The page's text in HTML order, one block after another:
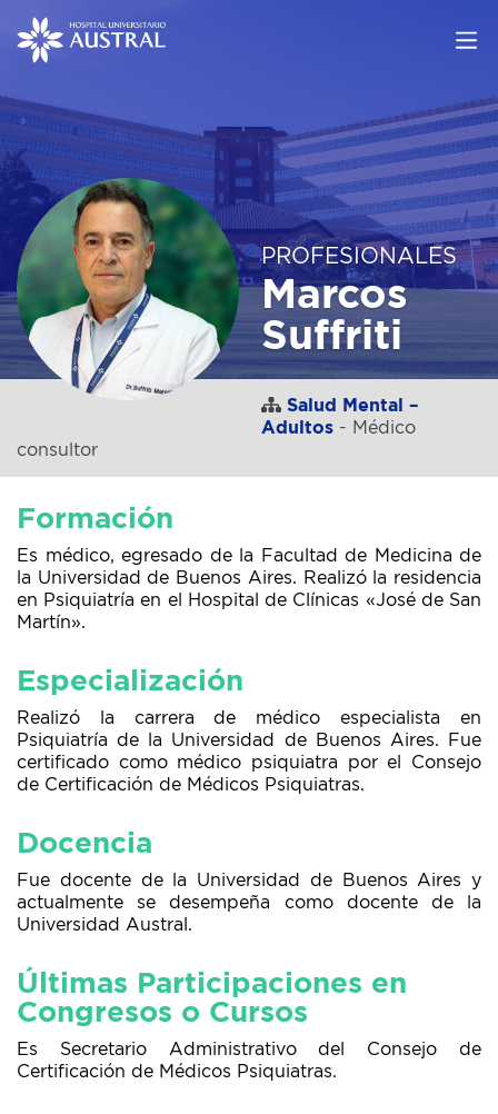
PROFESIONALES
Marcos
Suffriti
Salud Mental –
Adultos - Médico
consultor
Formación
Es médico, egresado de la Facultad de Medicina de
la Universidad de Buenos Aires. Realizó la residencia
en Psiquiatría en el Hospital de Clínicas «José de San
Martín».
Especialización
Realizó la carrera de médico especialista en
Psiquiatría de la Universidad de Buenos Aires. Fue
certificado como médico psiquiatra por el Consejo
de Certificación de Médicos Psiquiatras.
Docencia
Fue docente de la Universidad de Buenos Aires y
actualmente se desempeña como docente de la
Universidad Austral.
Últimas Participaciones en
Congresos o Cursos
Es Secretario Administrativo del Consejo de
Certificación de Médicos Psiquiatras.